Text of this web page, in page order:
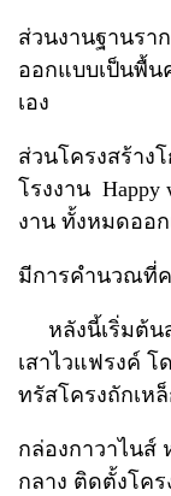
ส่วนงานฐานรา
ออกแบบเป็นพื้น
เอง
ส่วนโครงสร้าง
โรงงาน Happy
งาน ทั้งหมดออ
มีการคำนวณที่
หลังนี้เริ่มต้นส
เสาไวแฟรงค์ โ
ทรัสโครงถักเห
กล่องกาวาไนส์
กลาง ติดตั้งโค